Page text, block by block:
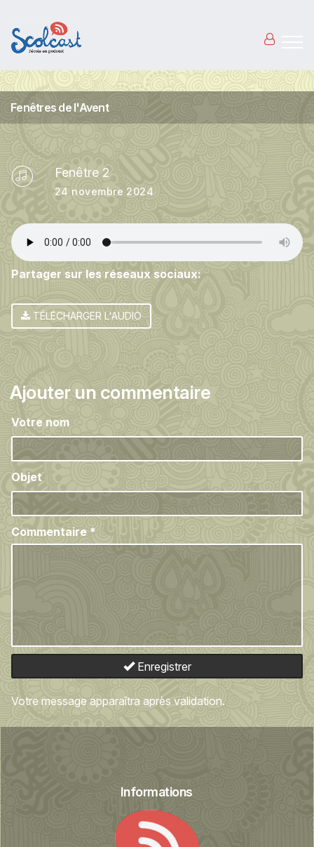
Fenêtres de l'Avent
Fenêtre 2
24 novembre 2024
Partager sur les réseaux sociaux:
TÉLÉCHARGER L'AUDIO
Ajouter un commentaire
Votre nom
Objet
Commentaire *
Enregistrer
Votre message apparaîtra après validation.
Informations